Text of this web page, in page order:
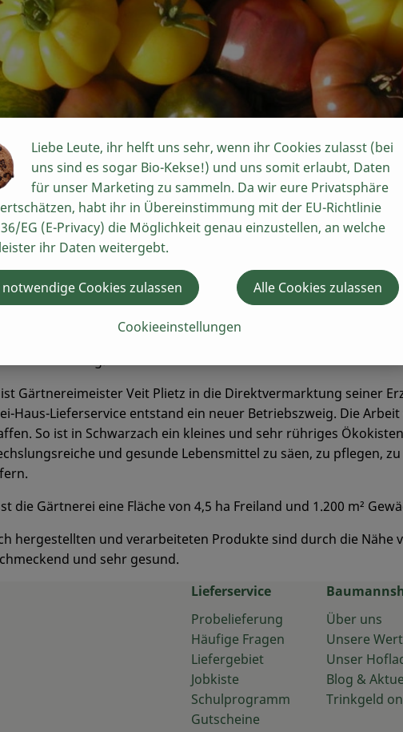
Veit Plietz
und Inhaber der Ökokiste Schwarzach am Main (unser
die Vermehrung alter Tomatensorten und Gemüseraritäten ein.
der Gärtnermeister biologisch-dynamisch Fein- und
Würzburg.
ist Gärtnereimeister Veit Plietz in die Direktvermarktung seiner
Haus-Lieferservice entstand ein neuer Betriebszweig. Die
So ist in Schwarzach ein kleines und sehr rühriges
und gesunde Lebensmittel zu säen, zu pflegen,
die Gärtnerei eine Fläche von 4,5 ha Freiland und 1.200 m²
hergestellten und verarbeiteten Produkte sind durch die Nähe
und sehr gesund.
Lieferservice
Probelieferung
Häufige Fragen
Liefergebiet
Jobkiste
Schulprogramm
Gutscheine
Über uns
Unsere
Unser
Blog &
Trinkgeld
Liebe Leute, ihr helft uns sehr, wenn ihr Cookies zulasst (bei
uns sind es sogar Bio-Kekse!) und uns somit erlaubt, Daten
für unser Marketing zu sammeln. Da wir eure Privatsphäre
habt ihr in Übereinstimmung mit der EU-Richtlinie
EG (E-Privacy) die Möglichkeit genau einzustellen, an welche
ihr Daten weitergebt.
Cookieeinstellungen
Cookies zulassen Alle Cookies zulassen